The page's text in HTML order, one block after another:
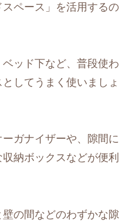
ペース」を活用するの
ッド下など、普段使わ
してうまく使いましょ
ガナイザーや、隙間に
納ボックスなどが便利
の間などのわずかな隙